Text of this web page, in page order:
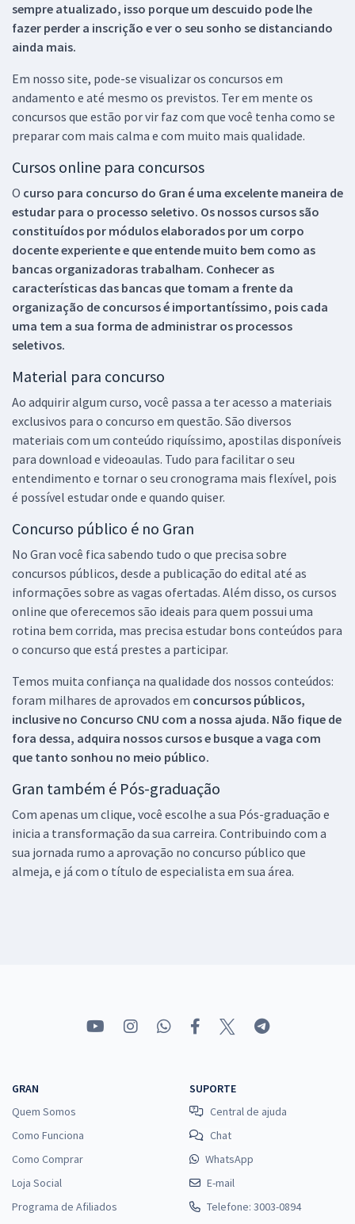
sempre atualizado, isso porque um descuido pode lhe
fazer perder a inscrição e ver o seu sonho se distanciando
ainda mais.
Em nosso site, pode-se visualizar os concursos em
andamento e até mesmo os previstos. Ter em mente os
concursos que estão por vir faz com que você tenha como se
preparar com mais calma e com muito mais qualidade.
Cursos online para concursos
O curso para concurso do Gran é uma excelente maneira de
estudar para o processo seletivo. Os nossos cursos são
constituídos por módulos elaborados por um corpo
docente experiente e que entende muito bem como as
bancas organizadoras trabalham. Conhecer as
características das bancas que tomam a frente da
organização de concursos é importantíssimo, pois cada
uma tem a sua forma de administrar os processos
seletivos.
Material para concurso
Ao adquirir algum curso, você passa a ter acesso a materiais
exclusivos para o concurso em questão. São diversos
materiais com um conteúdo riquíssimo, apostilas disponíveis
para download e videoaulas. Tudo para facilitar o seu
entendimento e tornar o seu cronograma mais flexível, pois
é possível estudar onde e quando quiser.
Concurso público é no Gran
No Gran você fica sabendo tudo o que precisa sobre
concursos públicos, desde a publicação do edital até as
informações sobre as vagas ofertadas. Além disso, os cursos
online que oferecemos são ideais para quem possui uma
rotina bem corrida, mas precisa estudar bons conteúdos para
o concurso que está prestes a participar.
Temos muita confiança na qualidade dos nossos conteúdos:
foram milhares de aprovados em concursos públicos,
inclusive no Concurso CNU com a nossa ajuda. Não fique de
fora dessa, adquira nossos cursos e busque a vaga com
que tanto sonhou no meio público.
Gran também é Pós-graduação
Com apenas um clique, você escolhe a sua Pós-graduação e
inicia a transformação da sua carreira. Contribuindo com a
sua jornada rumo a aprovação no concurso público que
almeja, e já com o título de especialista em sua área.
GRAN
Quem Somos
Como Funciona
Como Comprar
Loja Social
Programa de Afiliados
SUPORTE
Central de ajuda
Chat
WhatsApp
E-mail
Telefone: 3003-0894